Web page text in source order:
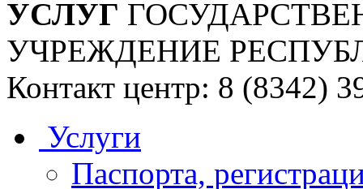
УСЛУГ
УЧРЕЖДЕНИЕ
Контакт центр: 8 (8342)
Услуги
Паспорта,